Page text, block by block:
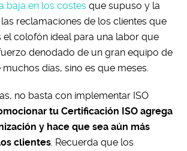
baja en los costes que supuso y la
reclamaciones de los clientes que
el colofón ideal para una labor que
denodado de un gran equipo de
días, sino es que meses.
no basta con implementar ISO
tu Certificación ISO agrega
y hace que sea aún más
clientes . Recuerda que los